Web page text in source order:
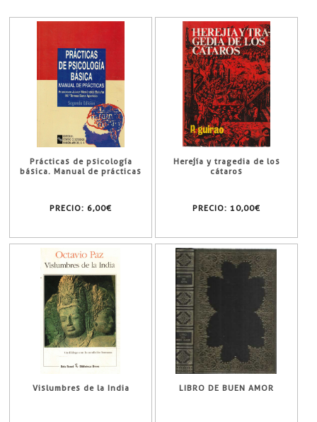
Prácticas de psicología
básica. Manual de prácticas
PRECIO: 6,00€
Herejía y tragedia de los
cátaros
PRECIO: 10,00€
Vislumbres de la India LIBRO DE BUEN AMOR